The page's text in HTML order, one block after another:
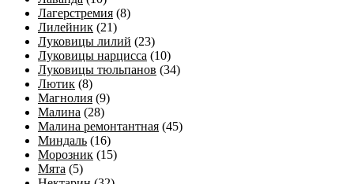
Лагерстремия (8)
Лилейник (21)
Луковицы лилий (23)
Луковицы нарцисса (10)
Луковицы тюльпанов (34)
Лютик (8)
Магнолия (9)
Малина (28)
Малина ремонтантная (45)
Миндаль (16)
Морозник (15)
Мята (5)